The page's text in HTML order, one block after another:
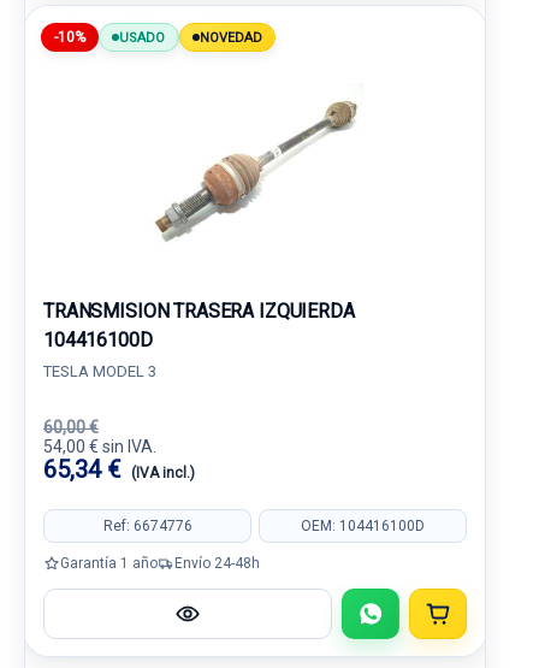
-10% USADO NOVEDAD
TRANSMISION TRASERA IZQUIERDA
104416100D
TESLA MODEL 3
60,00 €
54,00 € sin IVA.
65,34 € (IVA incl.)
Ref: 6674776 OEM: 104416100D
Garantía 1 año Envío 24-48h